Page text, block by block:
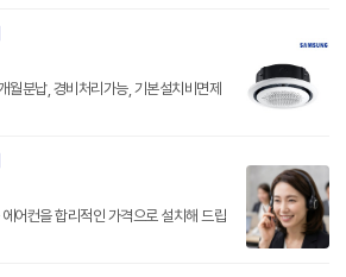
분납, 경비처리가능, 기본설치비면제
어컨을 합리적인 가격으로 설치해 드립